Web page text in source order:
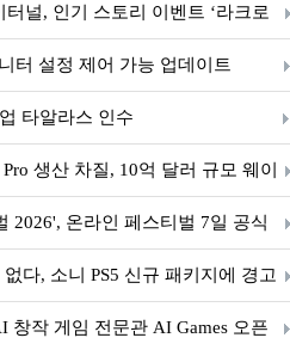
널, 인기 스토리 이벤트 ‘라크로
념 이벤트 실시!
터 설정 제어 가능 업데이트
타알라스 인수
생산 차질, 10억 달러 규모 웨이
2026', 온라인 페스티벌 7일 공식
다, 소니 PS5 신규 패키지에 경고
창작 게임 전문관 AI Games 오픈